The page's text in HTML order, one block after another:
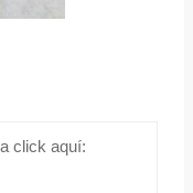
click aquí: